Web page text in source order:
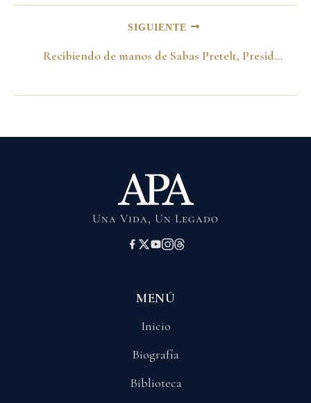
SIGUIENTE
Recibiendo de manos de Sabas Pretelt, Presidente de Fenalco el Trofeo Mercurio de Honor. Me acompañan mi padre el Ex Presidente Misael Pastrana y mi madre Maria Cristina Arango. Hotel Tequendama1990
Una Vida, Un Legado
MENÚ
Inicio
Biografía
Biblioteca